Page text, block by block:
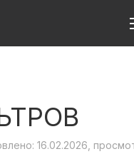
16.02.2026,